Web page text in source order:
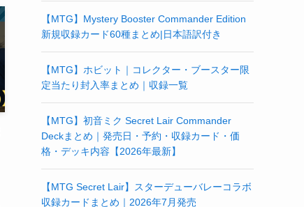
【MTG】Mystery Booster Commander Edition
新規収録カード60種まとめ|日本語訳付き
【MTG】ホビット｜コレクター・ブースター限
定当たり封入率まとめ｜収録一覧
【MTG】初音ミク Secret Lair Commander
Deckまとめ｜発売日・予約・収録カード・価
格・デッキ内容【2026年最新】
【MTG Secret Lair】スターデューバレーコラボ
収録カードまとめ｜2026年7月発売